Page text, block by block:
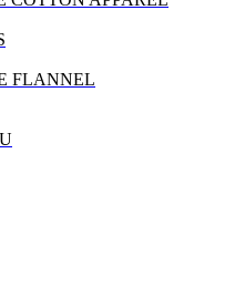
FLANNEL